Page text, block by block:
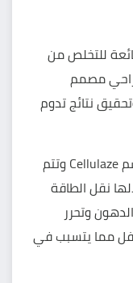
للتخلص من
مصمم
نتائج تدوم
هذه الطريقة العلاجية يطلق عليها اسم Cellulaze وتتم
نقل الطاقة
وتحرر
مما يتسبب في